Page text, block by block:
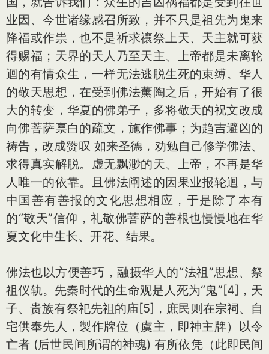
业因、今世诸缘感召所致，并不只是祖先为鬼来
降福或作祟，也不是祈求禳祭上天、天主就可获
得赐福；天界的天人乃至天主、上帝都是未离轮
迴的有情众生，一样无法逃脱生死的束缚。华人
的敬天思想，在受到佛法薰陶之后，开始有了很
大的转变，华夏的佛弟子，多将敬天的祝文改成
向佛菩萨禀白的疏文，施作佛事；为趋吉避凶的
祷告，改成赞叹 如来圣德，劝勉自己修学佛法、
求得真实解脱。虚无飘渺的天、上帝，不再是华
人唯一的依靠。且佛法阐述的因果业报轮迴，与
中国善有善报的文化思想相应，于是除了本有
的“敬天”信仰，礼敬佛菩萨的善根也慢慢地在华
夏文化中生长、开花、结果。
佛法也以方便善巧，融摄华人的“法祖”思想、祭
祖仪轨。先秦时代的生命观是人死为“鬼”[4]，天
子、贵族有祭祀先祖的庙[5]，庶民则在宗祠、自
宅供奉先人，製作牌位（虞主，即神主牌）以令
亡者 (后世民间所谓的神魂) 有所依凭（此即民间